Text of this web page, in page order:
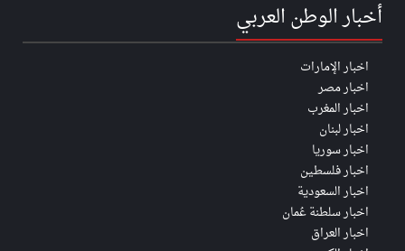
أخبار الوطن العربي
اخبار الإمارات
اخبار مصر
اخبار المغرب
اخبار لبنان
اخبار سوريا
اخبار فلسطين
اخبار السعودية
اخبار سلطنة عُمان
اخبار العراق